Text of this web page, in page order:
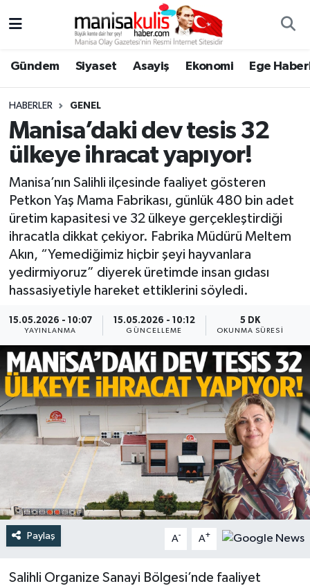
Gündem Siyaset Asayiş Ekonomi Ege
HABERLER GENEL
Manisa’daki dev tesis 32
ülkeye ihracat yapıyor!
Manisa’nın Salihli ilçesinde faaliyet gösteren
Petkon Yaş Mama Fabrikası, günlük 480 bin adet
üretim kapasitesi ve 32 ülkeye gerçekleştirdiği
ihracatla dikkat çekiyor. Fabrika Müdürü Meltem
Akın, “Yemediğimiz hiçbir şeyi hayvanlara
yedirmiyoruz” diyerek üretimde insan gıdası
hassasiyetiyle hareket ettiklerini söyledi.
15.05.2026 - 10:07
YAYINLANMA
15.05.2026 - 10:12
GÜNCELLEME
5 DK
OKUNMA SÜRESI
Paylaş A- A+
Salihli Organize Sanayi Bölgesi’nde faaliyet
Ege Haberleri
Ekonomi
Genel
Gündem
Resmi İlan
Spor
Türkiye
Yaşam
Yunusemre Hava Durumu
Yunusemre Trafik Yoğunluk Haritası
Süper Lig Puan Durumu ve Fikstür
Tüm Manşetler
Son Dakika Haberleri
Haber Arşivi